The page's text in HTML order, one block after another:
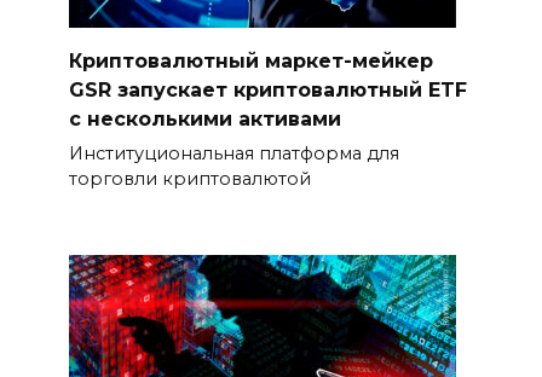
Криптовалютный маркет-мейкер
GSR запускает криптовалютный ETF
с несколькими активами
Институциональная платформа для
торговли криптовалютой